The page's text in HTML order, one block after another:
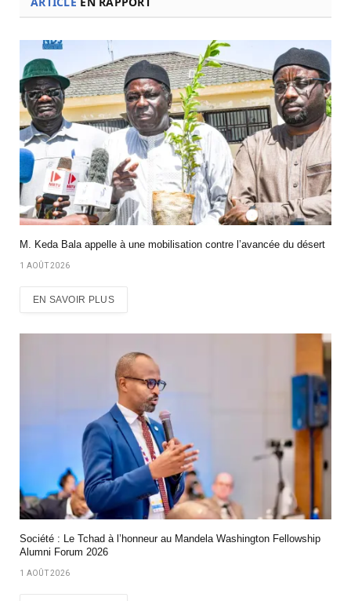
M. Keda Bala appelle à une mobilisation contre l’avancée du désert
1 AOÛT 2026
EN SAVOIR PLUS
Société : Le Tchad à l’honneur au Mandela Washington Fellowship
Alumni Forum 2026
1 AOÛT 2026